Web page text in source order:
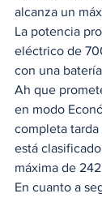
alcanza un
La potencia
eléctrico de
con una
Ah que
en modo
completa
está
máxima de 242
En cuanto a